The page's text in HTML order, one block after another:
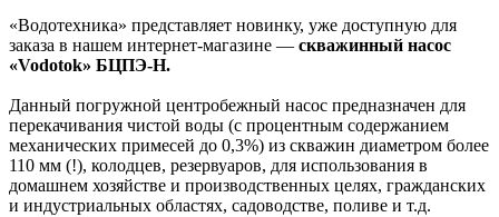
«Водотехника» представляет новинку, уже доступную для
заказа в нашем интернет-магазине — скважинный насос
«Vodotok» БЦПЭ-Н.
Данный погружной центробежный насос предназначен для
перекачивания чистой воды (с процентным содержанием
механических примесей до 0,3%) из скважин диаметром более
110 мм (!), колодцев, резервуаров, для использования в
домашнем хозяйстве и производственных целях, гражданских
и индустриальных областях, садоводстве, поливе и т.д.